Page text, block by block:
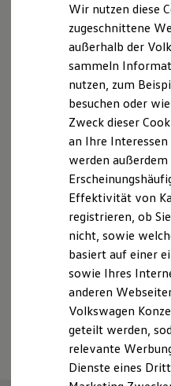
Elektroautos
ID. Tutorials
Reichweite
Reichweite
Reichweite
Laden
Laden
Laden
Batterie
Sicherheit
Garantie und
Technologie
Kosten und Kauf
Kaufoptionen
E-Auto-
Software und
Die ID.
ID. Software
Digitale
Probefahrt
Fahrzeugangebot
Servicetermin
Serviceanfrage
Wir nutzen diese
zugeschnittene
außerhalb der
sammeln
nutzen, zum
besuchen oder
Zweck dieser
an Ihre
werden
Effektivität von
registrieren, ob
nicht, sowie
basiert auf einer
sowie Ihres
anderen
Volkswagen
geteilt werden,
relevante
Dienste eines